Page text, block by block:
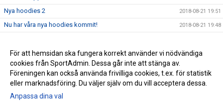
Nya hoodies 2 2018-08-21 19:51
Nu har våra nya hoodies kommit! 2018-08-21 19:48
Avslutning på Kvarngården 2018-08-01 14:32
KM 2018 2018-08-01 14:26
För att hemsidan ska fungera korrekt använder vi nödvändiga
cookies från SportAdmin. Dessa går inte att stänga av.
Föreningen kan också använda frivilliga cookies, t.ex. för statistik
eller marknadsföring. Du väljer själv om du vill acceptera dessa.
Anpassa dina val